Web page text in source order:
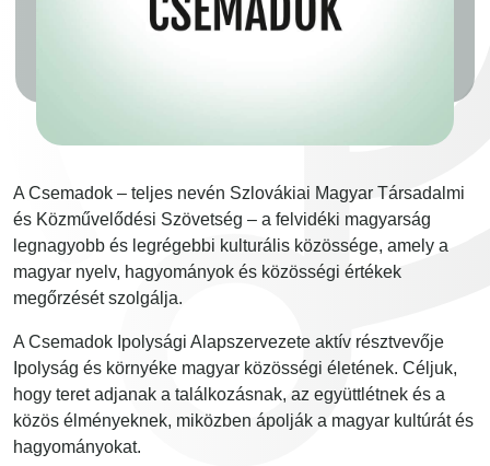
A Csemadok – teljes nevén Szlovákiai Magyar Társadalmi
és Közművelődési Szövetség – a felvidéki magyarság
legnagyobb és legrégebbi kulturális közössége, amely a
magyar nyelv, hagyományok és közösségi értékek
megőrzését szolgálja.
A Csemadok Ipolysági Alapszervezete aktív résztvevője
Ipolyság és környéke magyar közösségi életének. Céljuk,
hogy teret adjanak a találkozásnak, az együttlétnek és a
közös élményeknek, miközben ápolják a magyar kultúrát és
hagyományokat.